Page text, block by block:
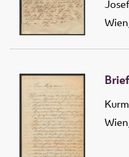
Josef